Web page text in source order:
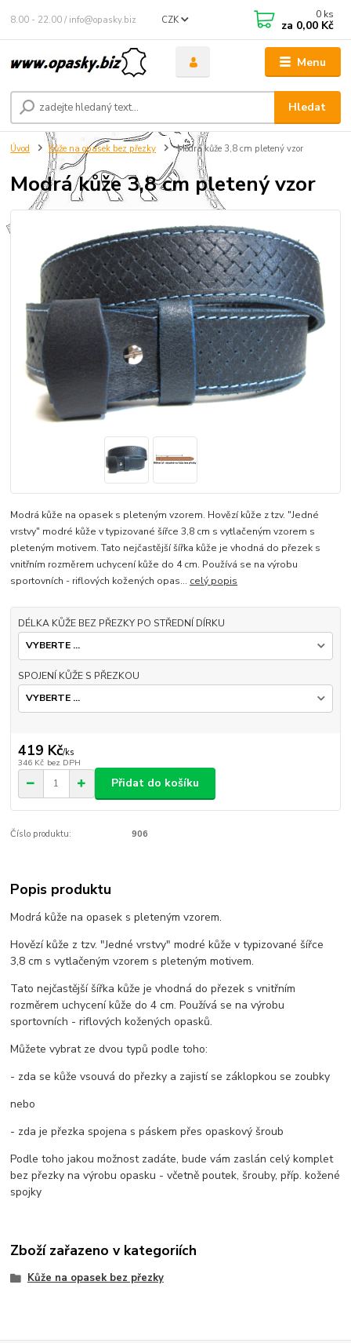
Menu
CZK
Hledat
8.00 - 22.00 / info@opasky.biz 0 ks
za 0,00 Kč
Úvod Kůže na opasek bez přezky Modrá kůže 3,8 cm pletený vzor
Modrá kůže 3,8 cm pletený vzor
Modrá kůže na opasek s pleteným vzorem. Hovězí kůže z tzv. "Jedné
vrstvy" modré kůže v typizované šířce 3,8 cm s vytlačeným vzorem s
pleteným motivem. Tato nejčastější šířka kůže je vhodná do přezek s
vnitřním rozměrem uchycení kůže do 4 cm. Používá se na výrobu
sportovních - riflových kožených opas... celý popis
DÉLKA KŮŽE BEZ PŘEZKY PO STŘEDNÍ DÍRKU
SPOJENÍ KŮŽE S PŘEZKOU
419 Kč/ks
346 Kč bez DPH
Přidat do košíku
Číslo produktu: 906
Popis produktu
Modrá kůže na opasek s pleteným vzorem.
Hovězí kůže z tzv. "Jedné vrstvy" modré kůže v typizované šířce
3,8 cm s vytlačeným vzorem s pleteným motivem.
Tato nejčastější šířka kůže je vhodná do přezek s vnitřním
rozměrem uchycení kůže do 4 cm. Používá se na výrobu
sportovních - riflových kožených opasků.
Můžete vybrat ze dvou typů podle toho:
- zda se kůže vsouvá do přezky a zajistí se záklopkou se zoubky
nebo
- zda je přezka spojena s páskem přes opaskový šroub
Podle toho jakou možnost zadáte, bude vám zaslán celý komplet
bez přezky na výrobu opasku - včetně poutek, šrouby, příp. kožené
spojky
Zboží zařazeno v kategoriích
Kůže na opasek bez přezky